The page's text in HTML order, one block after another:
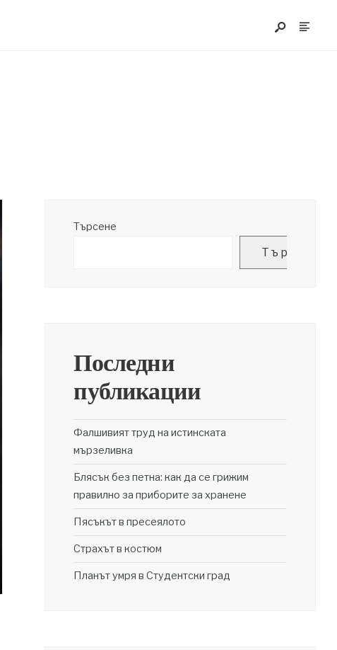
Търсене
Търсене
Последни
публикации
Фалшивият труд на истинската
мързеливка
Блясък без петна: как да се грижим
правилно за приборите за хранене
Пясъкът в пресеялото
Страхът в костюм
Планът умря в Студентски град